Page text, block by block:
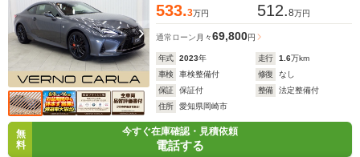
533.3万円 512.8万円
通常ローン 月々69,800円
年式 2023年 走行 1.6万km
車検
車検整備付 修復
なし
保証
保証付 整備
法定整備付
住所
愛知県岡崎市
無
料
今すぐ在庫確認・見積依頼
電話する